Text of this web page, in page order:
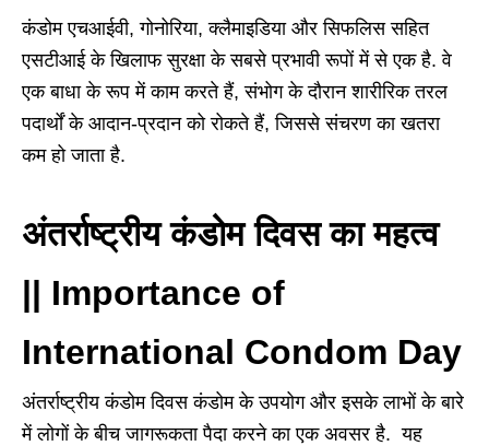
कंडोम एचआईवी, गोनोरिया, क्लैमाइडिया और सिफलिस सहित
एसटीआई के खिलाफ सुरक्षा के सबसे प्रभावी रूपों में से एक है. वे
एक बाधा के रूप में काम करते हैं, संभोग के दौरान शारीरिक तरल
पदार्थों के आदान-प्रदान को रोकते हैं, जिससे संचरण का खतरा
कम हो जाता है.
अंतर्राष्ट्रीय कंडोम दिवस का महत्व
|| Importance of
International Condom Day
अंतर्राष्ट्रीय कंडोम दिवस कंडोम के उपयोग और इसके लाभों के बारे
में लोगों के बीच जागरूकता पैदा करने का एक अवसर है. यह